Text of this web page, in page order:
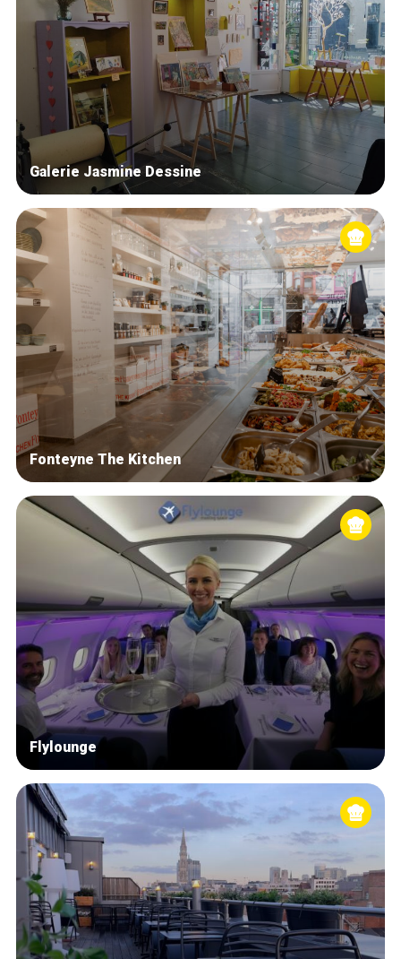
Galerie Jasmine Dessine
Fonteyne The Kitchen
Flylounge